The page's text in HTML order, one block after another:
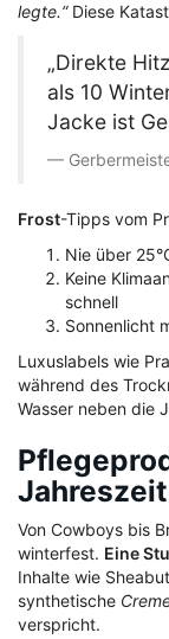
legte.“Diese
„Direkte
als 10
Jacke ist
Frost-Tipps vom
Nie über
Keine
schnell
Sonnenlicht
Luxuslabels wie
während des
Wasser neben die
Jahreszeit
Von Cowboys bis
winterfest. Eine
Inhalte wie
synthetische
verspricht.